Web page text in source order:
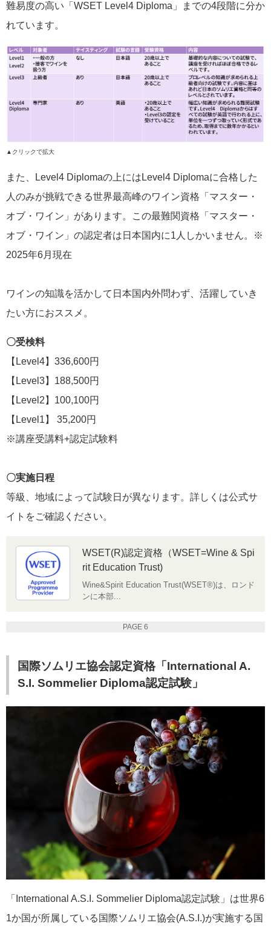
難易度の高い「WSET Level4 Diploma」までの4段階に分か
れています。
▲クリックで拡大
また、Level4 Diplomaの上にはLevel4 Diplomaに合格した
人のみが挑戦できる世界最高峰のワイン資格「マスター・
オブ・ワイン」があります。この最難関資格「マスター・
オブ・ワイン」の認定者は日本国内に1人しかいません。※
2025年6月現在
ワインの知識を活かして日本国内外問わず、活躍していき
たい方におススメ。
〇受検料
【Level4】336,600円
【Level3】188,500円
【Level2】100,100円
【Level1】 35,200円
※講座受講料+認定試験料
〇実施日程
等級、地域によって試験日が異なります。詳しくは公式サ
イトをご確認ください。
WSET(R)認定資格（WSET=Wine & Spi
rit Education Trust)
Wine&Spirit Education Trust(WSET®)は、ロンド
ンに本部...
PAGE 6
国際ソムリエ協会認定資格「International A.
S.I. Sommelier Diploma認定試験」
「International A.S.I. Sommelier Diploma認定試験」は世界6
1か国が所属している国際ソムリエ協会(A.S.I.)が実施する国